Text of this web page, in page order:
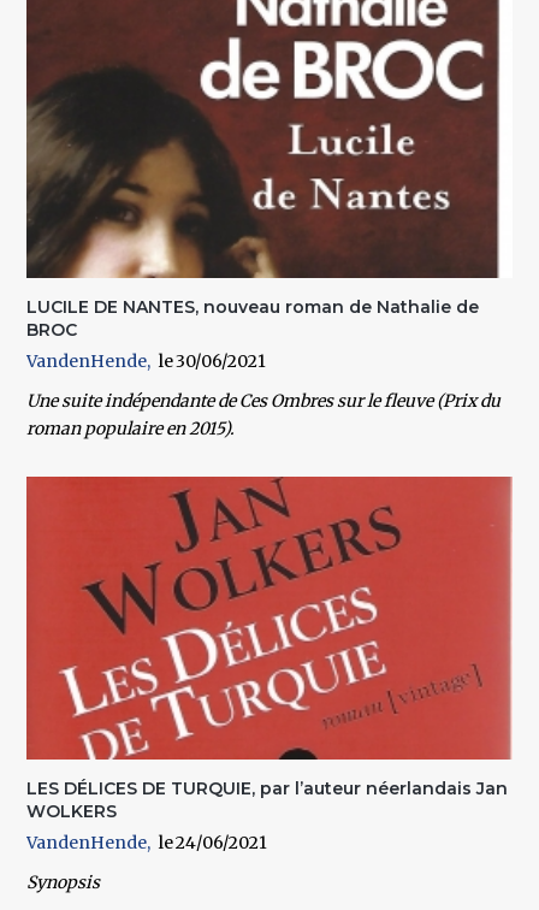
LUCILE DE NANTES, nouveau roman de Nathalie de
BROC
VandenHende
30/06/2021
Une suite indépendante de Ces Ombres sur le fleuve (Prix du
roman populaire en 2015).
LES DÉLICES DE TURQUIE, par l’auteur néerlandais Jan
WOLKERS
VandenHende
24/06/2021
Synopsis